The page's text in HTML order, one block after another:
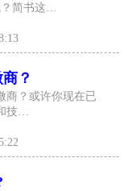
简书这…
？
商？或许你现在已
技…